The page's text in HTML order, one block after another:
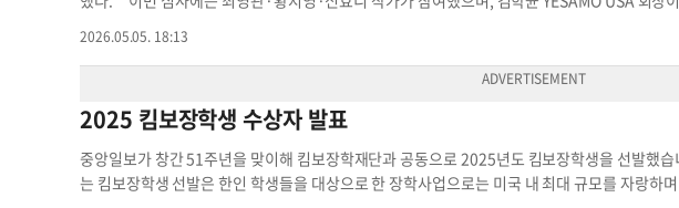
번 대회 수상작은 2027년 H마트 캘린더에 수록될 예정이다. 전체 수상자 명단은 H마트 공식 웹
수상자 포스터를 통해 확인할 수 있다. 자세한 사항은 H마트 고객서비스센터 이메일(
자
품해 치열한 경쟁을 펼쳤다. 영예의 대상은 노던 밸리 리저널 고교 10학년 이성원 학생에게 돌아
r’는 독창성과 완성도에서 높은 평가를 받았다. 조각 부문 금상은 5학년 정재이, 디지털 부문 금
부문 10학년 김세린 학생이 차지했다. 수상작들은 오는 9일부터 10일까지 뉴저지 포트리 뮤지
상식은 9일 오후 3시에 열린다. 마크 소콜리치 포트리 시장과 고든 존슨 뉴저지 주상원의원이
번 대회는 YESAMO USA 주최, Fort Lee Artists Guild 협력으로 진행됐으며, 청소년들의 예술
의미를 두고 있다. 서만교 기자미술대전 예사모 청소년 미술대전 예사모 청소년 수상자 발표
2026.05.05. 18:13
2025 킴보장학생 수상자 발표
중앙일보가 창간 51주년을 맞이해 킴보장학재단과 공동으로 2025년도 킴보장학생을 선발했
는 킴보장학생 선발은 한인 학생들을 대상으로 한 장학사업으로는 미국 내 최대 규모를 자랑하